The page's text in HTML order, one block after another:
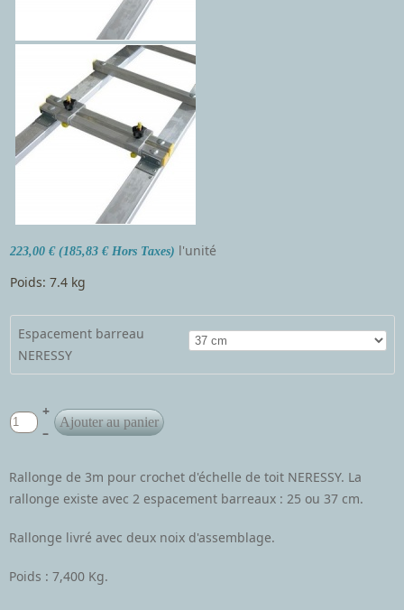
223,00 € (185,83 € Hors Taxes) l'unité
Poids: 7.4 kg
Espacement barreau
NERESSY
+
–
Rallonge de 3m pour crochet d'échelle de toit NERESSY. La
rallonge existe avec 2 espacement barreaux : 25 ou 37 cm.
Rallonge livré avec deux noix d'assemblage.
Poids : 7,400 Kg.